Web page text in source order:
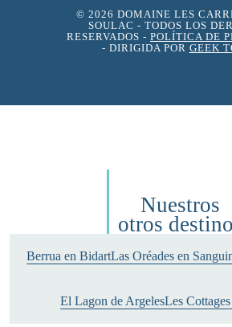
© 2026 DOMAINE LES
SOULAC - TODOS LOS
RESERVADOS - POLÍTICA DE
- DIRIGIDA POR GEEK
Nuestros
otros
Berrua en BidartLas Oréades en
El Lagon de ArgelesLes